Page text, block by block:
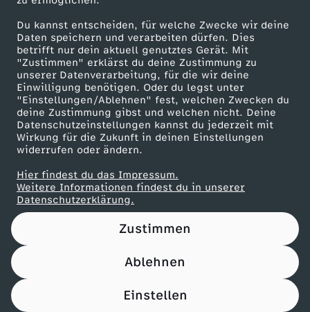
Du kannst entscheiden, für welche Zwecke wir deine
Daten speichern und verarbeiten dürfen. Dies
betrifft nur dein aktuell genutztes Gerät. Mit
"Zustimmen" erklärst du deine Zustimmung zu
unserer Datenverarbeitung, für die wir deine
Einwilligung benötigen. Oder du legst unter
"Einstellungen/Ablehnen" fest, welchen Zwecken du
deine Zustimmung gibst und welchen nicht. Deine
Datenschutzeinstellungen kannst du jederzeit mit
Wirkung für die Zukunft in deinen Einstellungen
widerrufen oder ändern.
Hier findest du das Impressum.
Weitere Informationen findest du in unserer
Datenschutzerklärung.
Zustimmen
Ablehnen
Einstellen
67 KB (PDF)
Maronencremesuppe mit Thymian-Crostini
Herunterladen
66 KB (PDF)
Beef Tri-Tip mit Süßkartoffel-Wedges
Herunterladen
21 KB (PDF)
Panettone-Pudding mit Orangensoße
Pfannkuchen-Rouladen